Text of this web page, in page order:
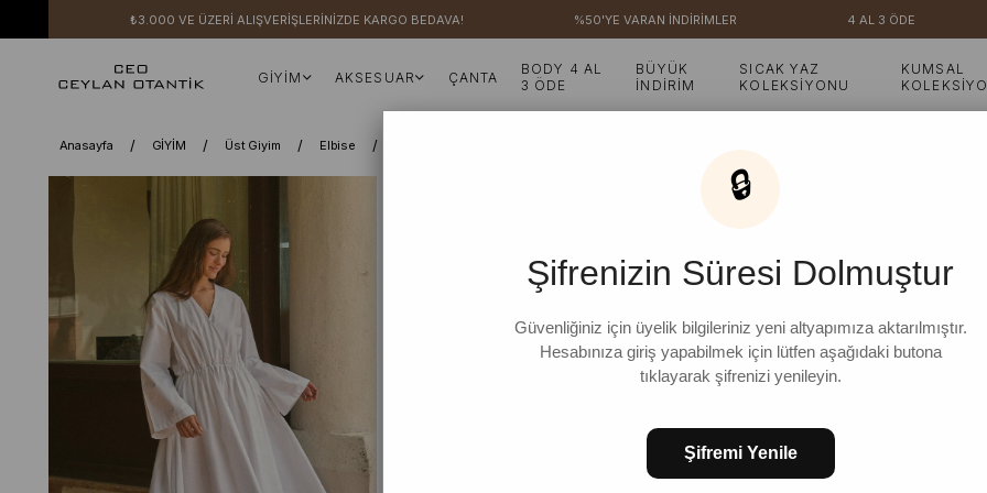
₺3.000 VE ÜZERİ ALIŞVERİŞLERİNİZDE KARGO BEDAVA! %50'YE VARAN İNDİRİMLER 4 AL 3 ÖDE
GİYİM AKSESUAR ÇANTA
BODY 4 AL
3 ÖDE
BÜYÜK
İNDİRİM
SICAK YAZ
KOLEKSİYONU
KUMSAL
Anasayfa GİYİM Üst Giyim Elbise
Beyaz Koton Kruvaze
%
10
₺2.099,99
STD
🔒
Şifrenizin Süresi Dolmuştur
Güvenliğiniz için üyelik bilgileriniz yeni altyapımıza aktarılmıştır.
Hesabınıza giriş yapabilmek için lütfen aşağıdaki butona
tıklayarak şifrenizi yenileyin.
Şifremi Yenile